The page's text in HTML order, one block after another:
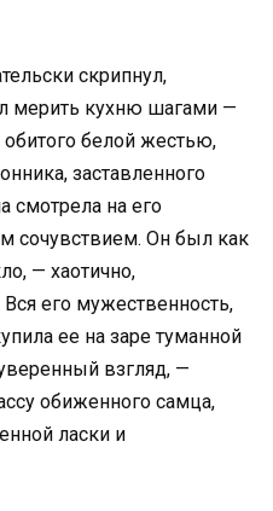
скрипнул,
мерить кухню шагами —
белой жестью,
заставленного
смотрела на его
сочувствием. Он был как
— хаотично,
его мужественность,
ее на заре туманной
взгляд, —
обиженного самца,
ласки и